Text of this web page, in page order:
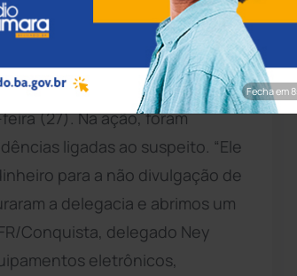
dentre elas algumas
região sudoeste da Bahia, foi
pela Delegacia de
(27). Na ação, foram
ligadas ao suspeito. “Ele
para a não divulgação de
a delegacia e abrimos um
Conquista, delegado Ney
eletrônicos,
Fecha em